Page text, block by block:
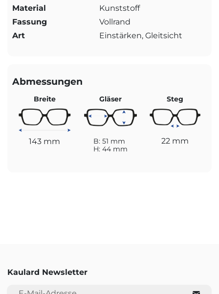
Material
Kunststoff
Fassung
Vollrand
Art
Einstärken, Gleitsicht
Abmessungen
Breite
143 mm
Gläser
B: 51 mm
H: 44 mm
Steg
22 mm
Kaulard Newsletter
E-Mail-Adresse